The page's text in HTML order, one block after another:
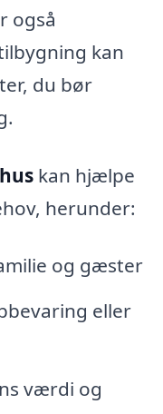
også
kan
du bør
kan hjælpe
herunder:
og gæster
eller
værdi og